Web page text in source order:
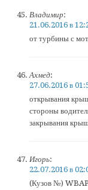
Владимир:
21.06.2016 в
от турбины с
Ахмед:
27.06.2016 в
открывания
стороны
закрывания
Игорь:
22.07.2016 в
(Кузов №)